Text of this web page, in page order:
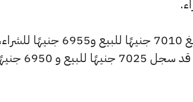
وشهد سعر عيار 22 ارتفاعًا بالسوق المصري الآن، حيث بلغ 7010 جنيهًا للبيع و6955 جنيهًا للشراء،
مرتفعًا بمقدار 5 جنيهات عن التحديث السابق، حيث كان قد سجل